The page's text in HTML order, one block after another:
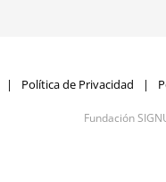
Política de Privacidad
Fundación